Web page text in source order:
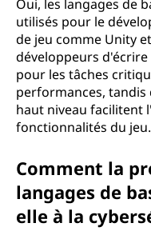
Oui, les langages de
utilisés pour le
de jeu comme Unity
développeurs d'écrire
pour les tâches
performances, tandis
haut niveau facilitent
fonctionnalités du jeu.
Comment la
langages de
elle à la